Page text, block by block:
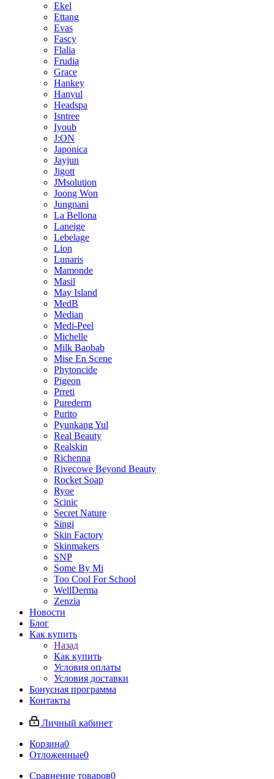
Ekel
Ettang
Evas
Fascy
Flalia
Frudia
Grace
Hankey
Hanyul
Headspa
Isntree
Iyoub
J:ON
Japonica
Jayjun
Jigott
JMsolution
Joong Won
Jungnani
La Bellona
Laneige
Lebelage
Lion
Lunaris
Mamonde
Masil
May Island
MedB
Median
Medi-Peel
Michelle
Milk Baobab
Mise En Scene
Phytoncide
Pigeon
Prreti
Purederm
Purito
Pyunkang Yul
Real Beauty
Realskin
Richenna
Rivecowe Beyond Beauty
Rocket Soap
Ryoe
Scinic
Secret Nature
Singi
Skin Factory
Skinmakers
SNP
Some By Mi
Too Cool For School
WellDerma
Zenzia
Новости
Блог
Как купить
Назад
Как купить
Условия оплаты
Условия доставки
Бонусная программа
Контакты
Личный кабинет
Корзина0
Отложенные0
Сравнение товаров0